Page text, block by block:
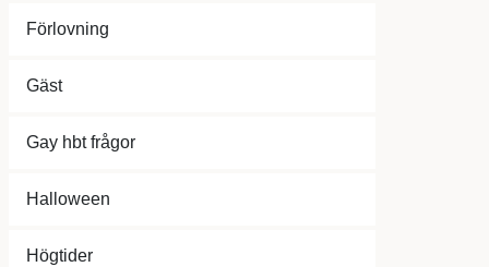
Förlovning
Gäst
Gay hbt frågor
Halloween
Högtider